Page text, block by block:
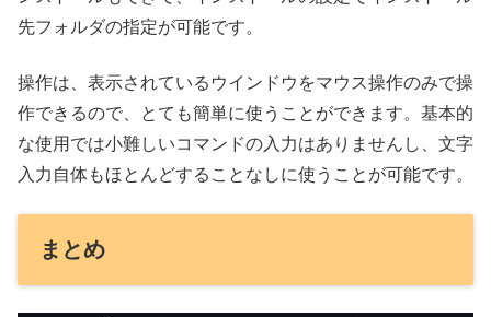
先フォルダの指定が可能です。
操作は、表示されているウインドウをマウス操作のみで操
作できるので、とても簡単に使うことができます。基本的
な使用では小難しいコマンドの入力はありませんし、文字
入力自体もほとんどすることなしに使うことが可能です。
まとめ